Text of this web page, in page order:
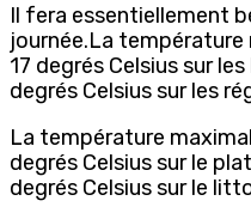
Il fera essentiellement
journée.La température
17 degrés Celsius sur
degrés Celsius sur les
La température
degrés Celsius sur le
degrés Celsius sur le